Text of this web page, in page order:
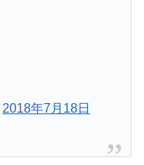
2018年7月18日